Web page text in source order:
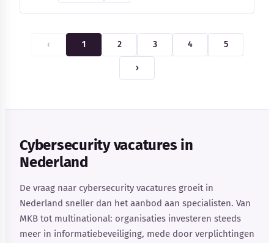
‹ 1 2 3 4 5
›
Cybersecurity vacatures in
Nederland
De vraag naar cybersecurity vacatures groeit in
Nederland sneller dan het aanbod aan specialisten. Van
MKB tot multinational: organisaties investeren steeds
meer in informatiebeveiliging, mede door verplichtingen